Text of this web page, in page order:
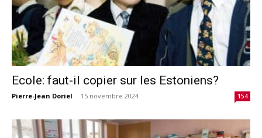
Ecole: faut-il copier sur les Estoniens?
Pierre-Jean Doriel - 15 novembre 2024 154